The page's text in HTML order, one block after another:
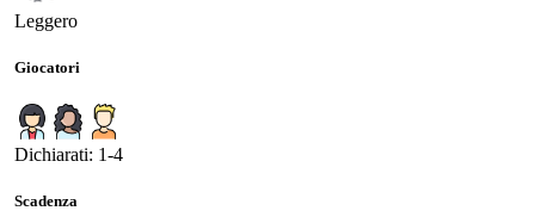
Leggero
Giocatori
Dichiarati: 1-4
Scadenza